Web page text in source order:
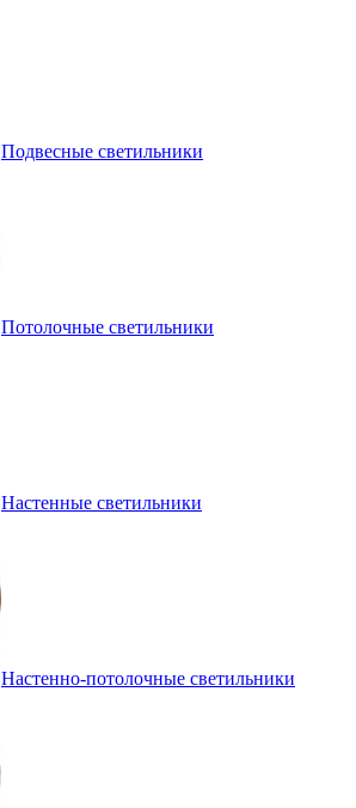
Подвесные светильники
Потолочные светильники
Настенные светильники
Настенно-потолочные светильники